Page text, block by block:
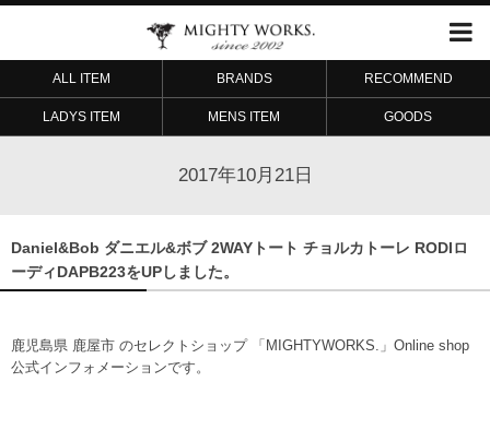
ALL ITEM BRANDS RECOMMEND
LADYS ITEM MENS ITEM GOODS
2017年10月21日
Daniel&Bob ダニエル&ボブ 2WAYトート チョルカトーレ RODIロ
ーディDAPB223をUPしました。
鹿児島県 鹿屋市 のセレクトショップ 「MIGHTYWORKS.」Online shop
公式インフォメーションです。